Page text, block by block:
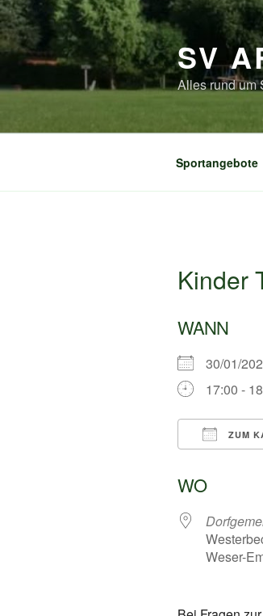
Zum
Inhalt
springen
SV
Alles rund um
Sportangebote
Kinder
WANN
30/01/
17:00 -
ZUM
WO
Weser-